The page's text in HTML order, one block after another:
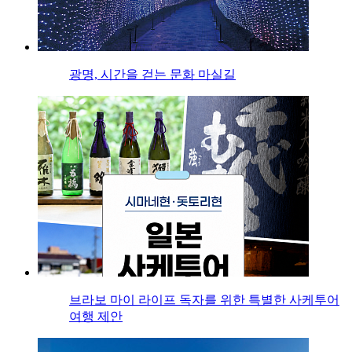
광명, 시간을 걷는 문화 마실길
브라보 마이 라이프 독자를 위한 특별한 사케투어
여행 제안